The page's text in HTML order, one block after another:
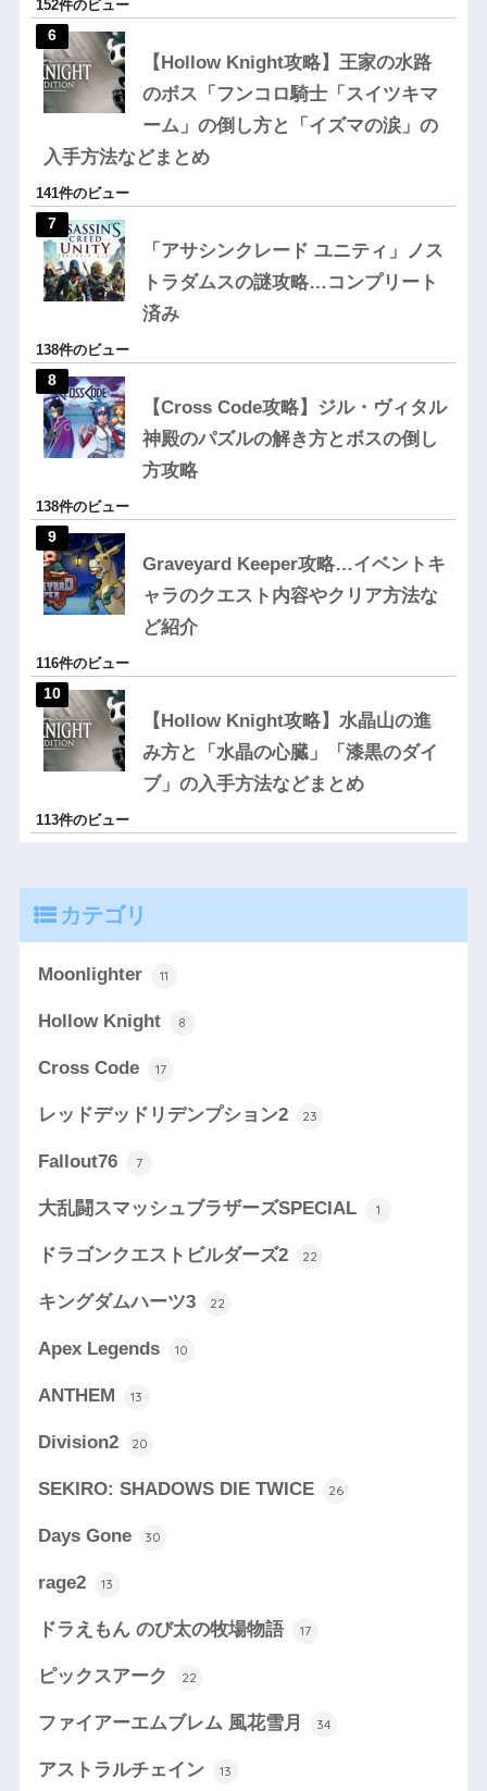
152件のビュー
【Hollow Knight攻略】王家の水路
のボス「フンコロ騎士「スイツキマ
ーム」の倒し方と「イズマの涙」の
入手方法などまとめ
141件のビュー
「アサシンクレード ユニティ」ノス
トラダムスの謎攻略…コンプリート
済み
138件のビュー
【Cross Code攻略】ジル・ヴィタル
神殿のパズルの解き方とボスの倒し
方攻略
138件のビュー
Graveyard Keeper攻略…イベントキ
ャラのクエスト内容やクリア方法な
ど紹介
116件のビュー
【Hollow Knight攻略】水晶山の進
み方と「水晶の心臓」「漆黒のダイ
ブ」の入手方法などまとめ
113件のビュー
カテゴリ
Moonlighter 11
Hollow Knight 8
Cross Code 17
レッドデッドリデンプション2 23
Fallout76 7
大乱闘スマッシュブラザーズSPECIAL 1
ドラゴンクエストビルダーズ2 22
キングダムハーツ3 22
Apex Legends 10
ANTHEM 13
Division2 20
SEKIRO: SHADOWS DIE TWICE 26
Days Gone 30
rage2 13
ドラえもん のび太の牧場物語 17
ピックスアーク 22
ファイアーエムブレム 風花雪月 34
アストラルチェイン 13